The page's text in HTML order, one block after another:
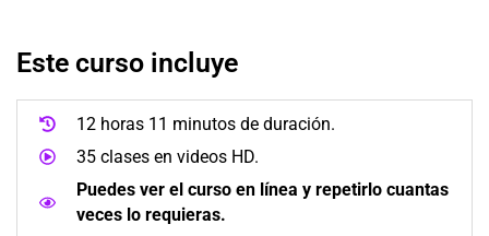
Este curso incluye
12 horas 11 minutos de duración.
35 clases en videos HD.
Puedes ver el curso en línea y repetirlo cuantas
veces lo requieras.